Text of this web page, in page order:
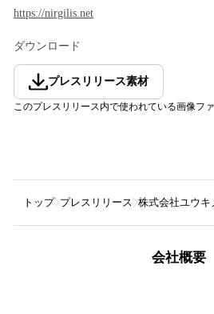
https://nirgilis.net
ダウンロード
プレスリリース素材
このプレスリリース内で使われている画像フ
トップ プレスリリース 株式会社ユウキ
会社概要